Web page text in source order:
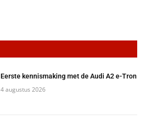
Eerste kennismaking met de Audi A2 e-Tron
4 augustus 2026